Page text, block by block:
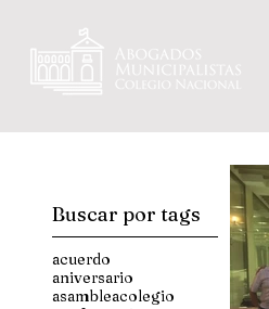
Buscar por tags
acuerdo
aniversario
asambleacolegio